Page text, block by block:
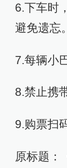
6.下车时
避免遗忘。
7.每辆小
8.禁止携
9.购票扫
原标题：